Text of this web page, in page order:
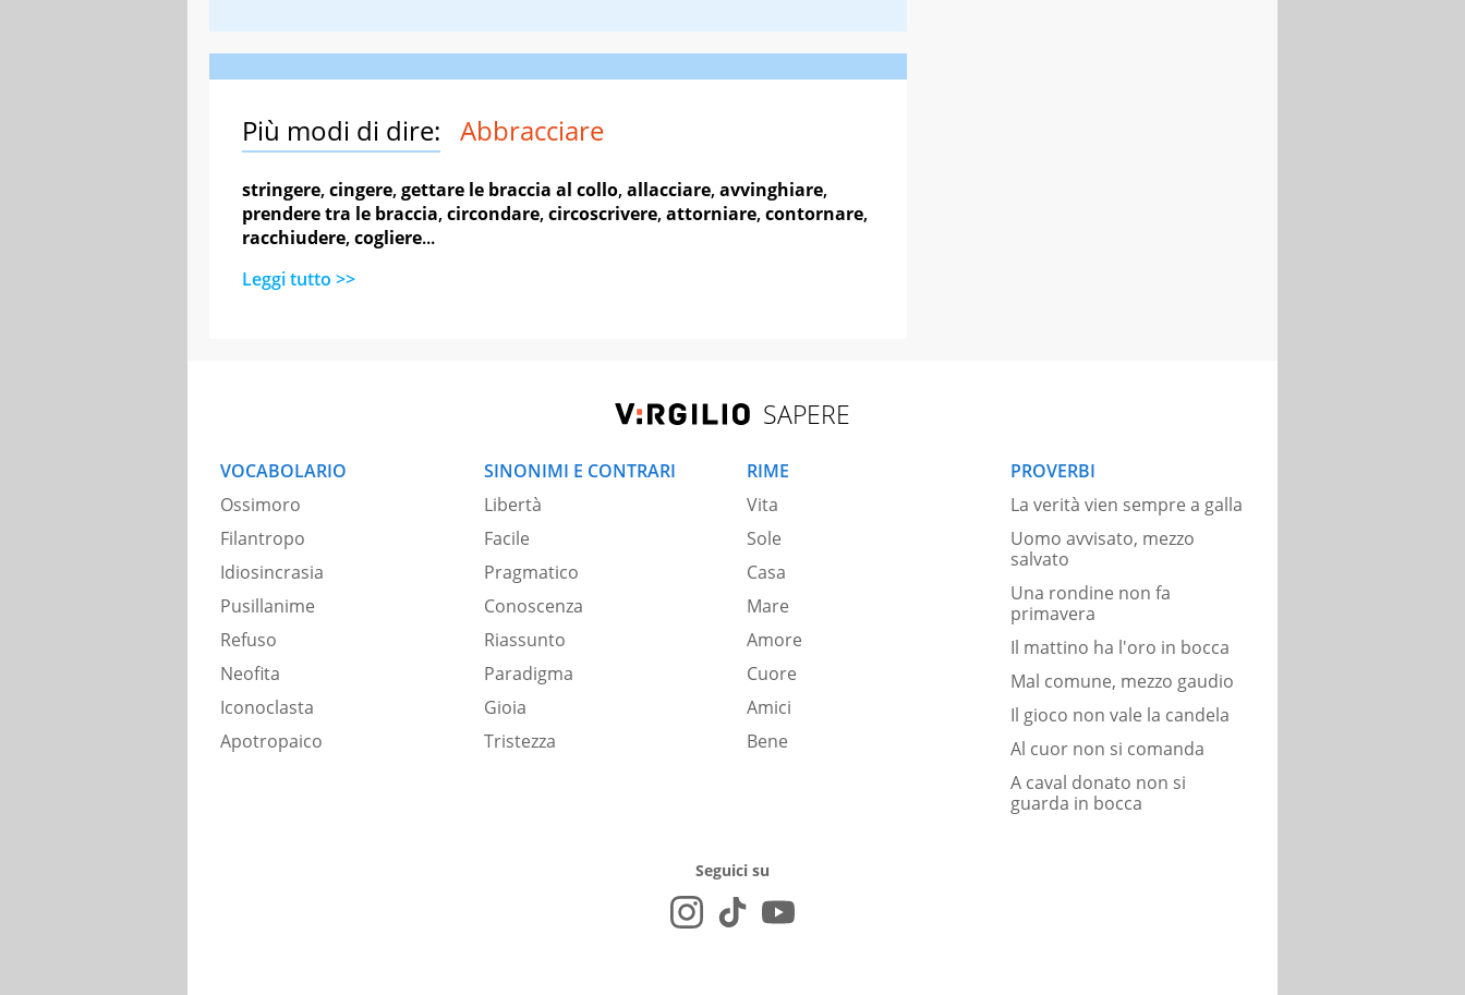
Più modi di dire: Abbracciare
stringere,cingere,gettare le braccia al collo,allacciare,avvinghiare,
prendere tra le braccia,circondare,circoscrivere,attorniare,contornare,
racchiudere,cogliere...
Leggi tutto >>
SAPERE
VOCABOLARIO
Ossimoro
Filantropo
Idiosincrasia
Pusillanime
Refuso
Neofita
Iconoclasta
Apotropaico
SINONIMI E CONTRARI
Libertà
Facile
Pragmatico
Conoscenza
Riassunto
Paradigma
Gioia
Tristezza
RIME
Vita
Sole
Casa
Mare
Amore
Cuore
Amici
Bene
PROVERBI
La verità vien sempre a galla
Uomo avvisato, mezzo
salvato
Una rondine non fa
primavera
Il mattino ha l'oro in bocca
Mal comune, mezzo gaudio
Il gioco non vale la candela
Al cuor non si comanda
A caval donato non si
guarda in bocca
Seguici su